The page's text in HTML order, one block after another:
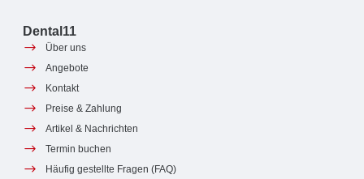
Dental11
Über uns
Angebote
Kontakt
Preise & Zahlung
Artikel & Nachrichten
Termin buchen
Häufig gestellte Fragen (FAQ)